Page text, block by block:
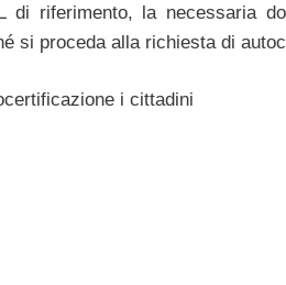
di riferimento, la necessaria
si proceda alla richiesta di
i cittadini